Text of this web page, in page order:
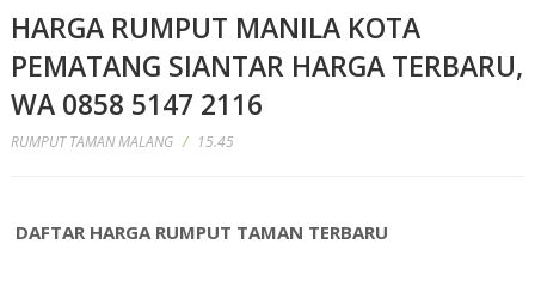
HARGA RUMPUT MANILA KOTA
PEMATANG SIANTAR HARGA TERBARU,
WA 0858 5147 2116
RUMPUT TAMAN MALANG / 15.45
DAFTAR HARGA RUMPUT TAMAN TERBARU